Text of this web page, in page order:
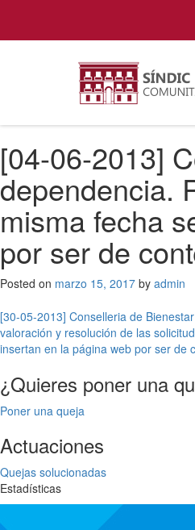
[04-06-2013]
dependencia.
misma fecha
por ser de
Posted on marzo 15, 2017 by admin
Navegación
de
entradas
[30-05-2013] Conselleria de
valoración y resolución de las
insertan en la página web por ser de
¿Quieres poner una
Poner una queja
Actuaciones
Quejas solucionadas
Estadísticas